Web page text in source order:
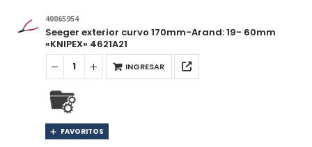
40065954
Seeger exterior curvo 170mm-Arand: 19- 60mm
«KNIPEX» 4621A21
INGRESAR
FAVORITOS